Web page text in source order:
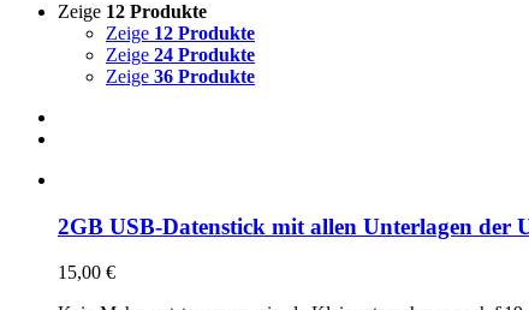
Zeige 12 Produkte
Zeige 12 Produkte
Zeige 24 Produkte
Zeige 36 Produkte
2GB USB-Datenstick mit allen Unterlagen der
15,00 €